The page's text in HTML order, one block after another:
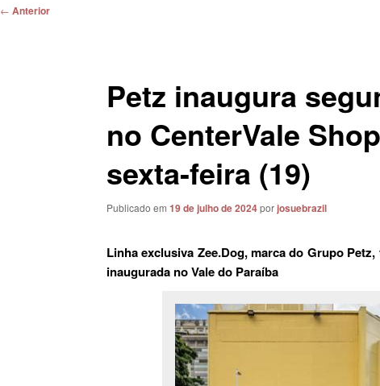
Navegação
← Anterior
Petz inaugura
no CenterVale
sexta-feira (19)
Publicado em 19 de julho de 2024porjosuebrazil
Linha exclusiva Zee.Dog, marca do Grupo
inaugurada no Vale do Paraíba